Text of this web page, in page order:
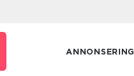
ANNONSERING